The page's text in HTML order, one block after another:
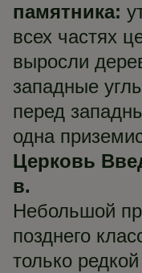
памятника:
всех частях
выросли
западные
перед
одна
Церковь
в.
Небольшой
позднего
только